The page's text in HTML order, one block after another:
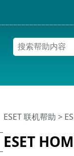
ESET
ESET 联机帮助 >